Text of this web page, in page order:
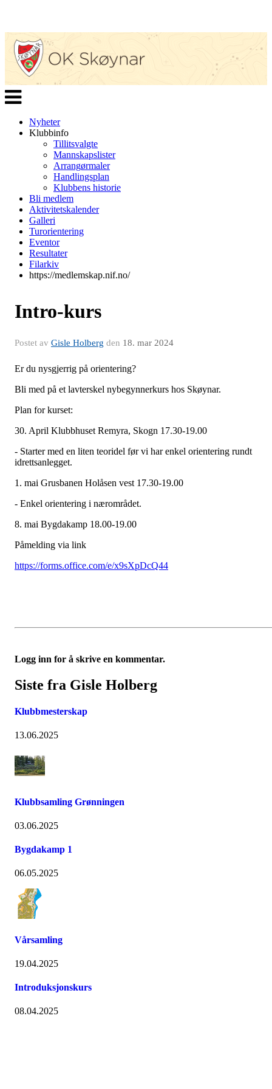
Veksle
navigasjon
Nyheter
Klubbinfo
Tillitsvalgte
Mannskapslister
Arrangørmaler
Handlingsplan
Klubbens historie
Bli medlem
Aktivitetskalender
Galleri
Turorientering
Eventor
Resultater
Filarkiv
https://medlemskap.nif.no/
Intro-kurs
Postet av Gisle Holberg den 18. mar 2024
Er du nysgjerrig på orientering?
Bli med på et lavterskel nybegynnerkurs hos Skøynar.
Plan for kurset:
30. April Klubbhuset Remyra, Skogn 17.30-19.00
- Starter med en liten teoridel før vi har enkel orientering rundt
idrettsanlegget.
1. mai Grusbanen Holåsen vest 17.30-19.00
- Enkel orientering i nærområdet.
8. mai Bygdakamp 18.00-19.00
Påmelding via link
https://forms.office.com/e/x9sXpDcQ44
Logg inn for å skrive en kommentar.
Siste fra Gisle Holberg
Klubbmesterskap
13.06.2025
Klubbsamling Grønningen
03.06.2025
Bygdakamp 1
06.05.2025
Vårsamling
19.04.2025
Introduksjonskurs
08.04.2025